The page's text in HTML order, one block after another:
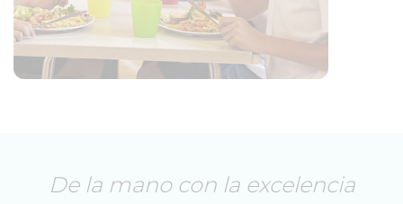
De la mano con la excelencia